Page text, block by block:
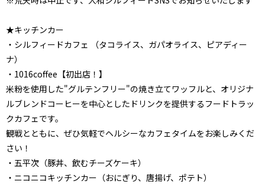
★キッチンカー
・シルフィードカフェ （タコライス、ガパオライス、ピアディー
ナ）
・1016coffee【初出店！】
米粉を使用した"グルテンフリー"の焼き立てワッフルと、オリジナ
ルブレンドコーヒーを中心としたドリンクを提供するフードトラッ
クカフェです。
観戦とともに、ぜひ気軽でヘルシーなカフェタイムをお楽しみくだ
さい！
・五平次（豚丼、飲むチーズケーキ）
・ニコニコキッチンカー（おにぎり、唐揚げ、ポテト）